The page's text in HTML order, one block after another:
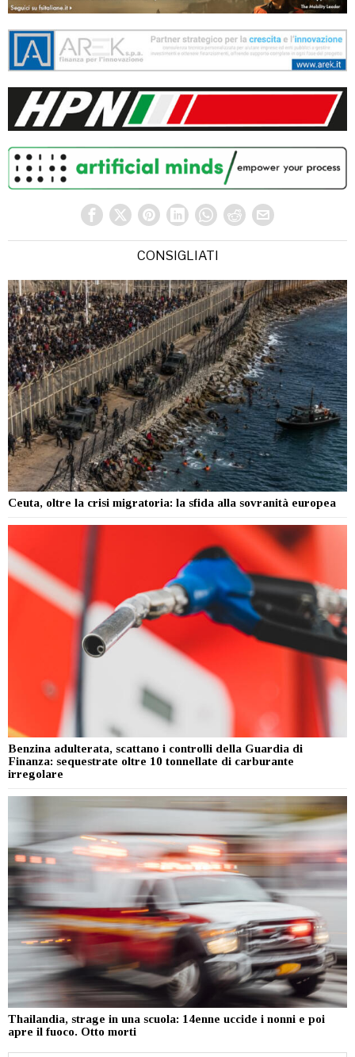
CONSIGLIATI
Ceuta, oltre la crisi migratoria: la sfida alla sovranità europea
Benzina adulterata, scattano i controlli della Guardia di
Finanza: sequestrate oltre 10 tonnellate di carburante
irregolare
Thailandia, strage in una scuola: 14enne uccide i nonni e poi
apre il fuoco. Otto morti